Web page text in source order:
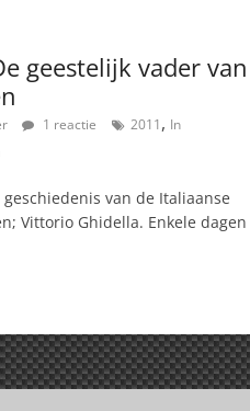
geestelijk vader van
1 reactie 2011, In
van de Italiaanse
Vittorio Ghidella. Enkele dagen